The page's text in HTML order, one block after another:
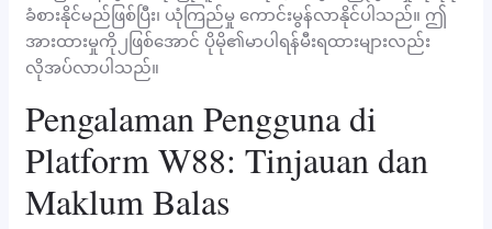
ခံစားနိုင်မည်ဖြစ်ပြီး၊ ယုံကြည်မှု ကောင်းမွန်လာနိုင်ပါသည်။ ဤ
အားထားမှုကို၂ဖြစ်အောင် ပိုမို၏မာပါရန်မီးရထားများလည်း
လိုအပ်လာပါသည်။
Pengalaman Pengguna di
Platform W88: Tinjauan dan
Maklum Balas